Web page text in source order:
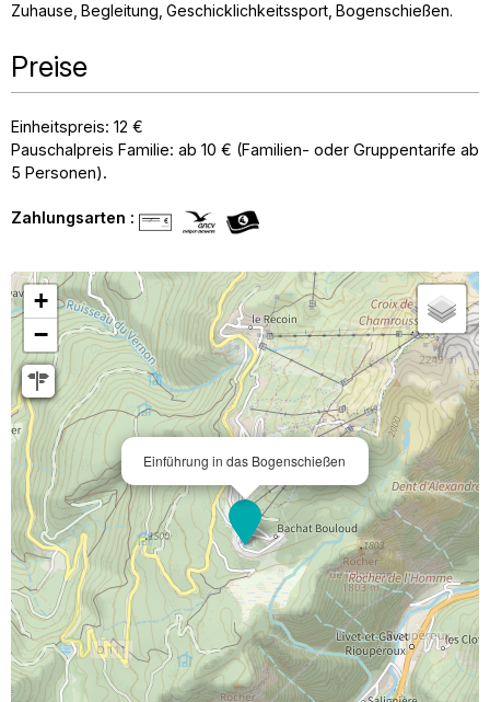
Zuhause Begleitung Geschicklichkeitssport Bogenschießen
Preise
Einheitspreis: 12 €
Pauschalpreis Familie: ab 10 € (Familien- oder Gruppentarife ab
5 Personen).
Zahlungsarten :
Einführung in das Bogenschießen
+
−